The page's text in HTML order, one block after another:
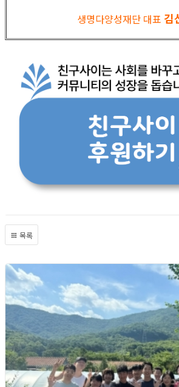
생명다양성재단 대표 김
목록